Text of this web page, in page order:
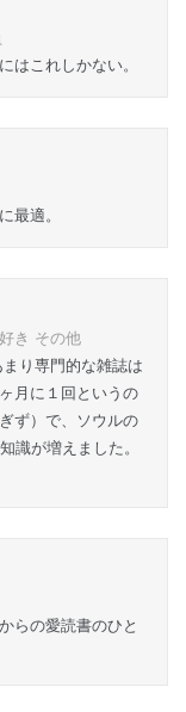
はこれしかない。
最適。
き その他
り専門的な雑誌は
月に１回というの
ず）で、ソウルの
識が増えました。
らの愛読書のひと